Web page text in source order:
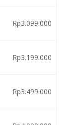
Rp3.099.000
Rp3.199.000
Rp3.499.000